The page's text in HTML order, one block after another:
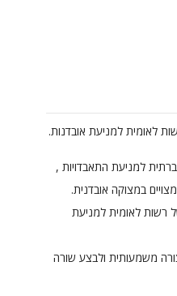
לאומית למניעת אובדנות.
למניעת התאבדויות ,
במצוקה אובדנית.
רשות לאומית למניעת
משמעותית ולבצע שורה